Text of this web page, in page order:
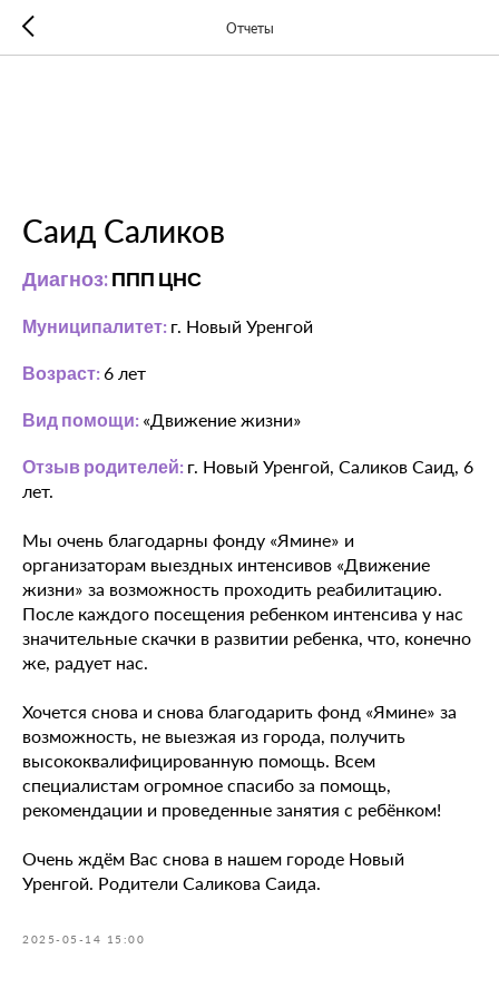
Отчеты
Саид Саликов
Диагноз:ППП ЦНС
Муниципалитет: г. Новый Уренгой
Возраст:6 лет
Вид помощи: «Движение жизни»
Отзыв родителей: г. Новый Уренгой, Саликов Саид, 6
лет.
Мы очень благодарны фонду «Ямине» и
организаторам выездных интенсивов «Движение
жизни» за возможность проходить реабилитацию.
После каждого посещения ребенком интенсива у нас
значительные скачки в развитии ребенка, что, конечно
же, радует нас.
Хочется снова и снова благодарить фонд «Ямине» за
возможность, не выезжая из города, получить
высококвалифицированную помощь. Всем
специалистам огромное спасибо за помощь,
рекомендации и проведенные занятия с ребёнком!
Очень ждём Вас снова в нашем городе Новый
Уренгой. Родители Саликова Саида.
2025-05-14 15:00